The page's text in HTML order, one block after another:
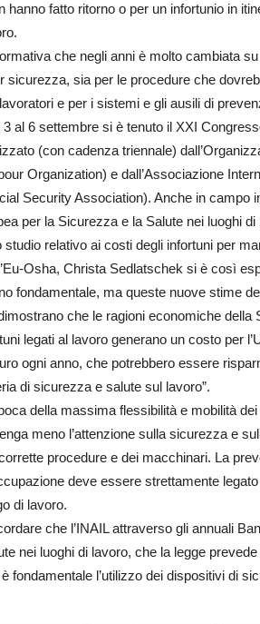
hanno fatto ritorno o per un infortunio in
che negli anni è molto cambiata
sicurezza, sia per le procedure che
e per i sistemi e gli ausili di
3 al 6 settembre si è tenuto il XXI
(con cadenza triennale)
Organization) e dall’Associazione
Security Association). Anche in campo
per la Sicurezza e la Salute nei luoghi
studio relativo ai costi degli infortuni per
Osha, Christa Sedlatschek si è così
fondamentale, ma queste nuove stime
che le ragioni economiche
legati al lavoro generano un costo per
ogni anno, che potrebbero essere
di sicurezza e salute sul lavoro”.
della massima flessibilità e mobilità
meno l’attenzione sulla sicurezza e
procedure e dei macchinari. La
deve essere strettamente
di lavoro.
che l’INAIL attraverso gli annuali
nei luoghi di lavoro, che la legge
fondamentale l’utilizzo dei dispositivi di